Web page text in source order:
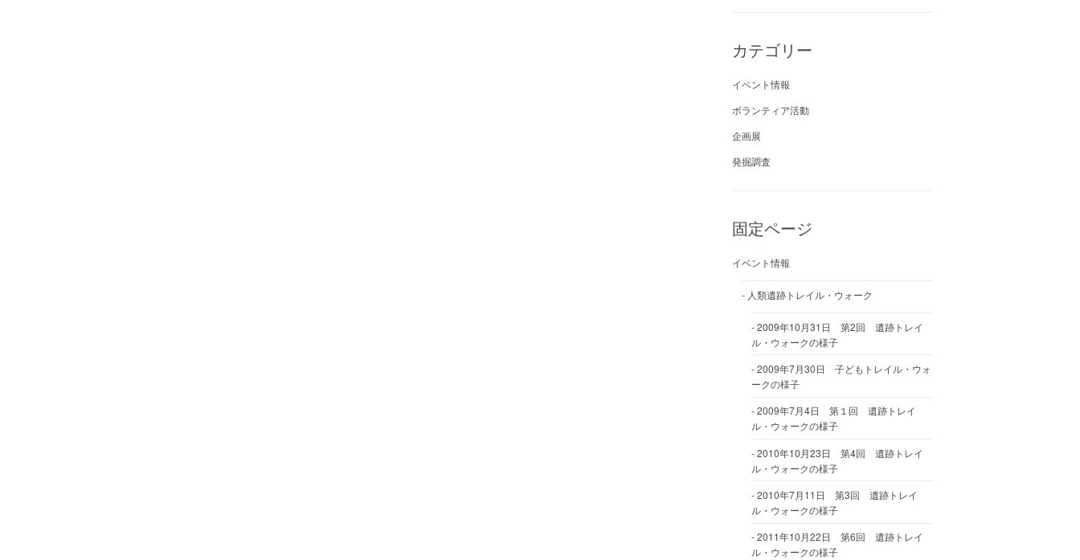
カテゴリー
イベント情報
ボランティア活動
企画展
発掘調査
固定ページ
イベント情報
人類遺跡トレイル・ウォーク
2009年10月31日 第2回 遺跡トレイ
ル・ウォークの様子
2009年7月30日 子どもトレイル・ウォ
ークの様子
2009年7月4日 第１回 遺跡トレイ
ル・ウォークの様子
2010年10月23日 第4回 遺跡トレイ
ル・ウォークの様子
2010年7月11日 第3回 遺跡トレイ
ル・ウォークの様子
2011年10月22日 第6回 遺跡トレイ
ル・ウォークの様子